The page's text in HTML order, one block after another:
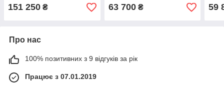
151 250 ₴ 63 700₴ 59
Про нас
100% позитивних з 9 відгуків за рік
Працює з 07.01.2019